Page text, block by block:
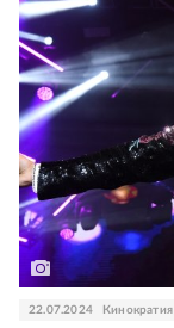
#ТНТ
22.07.2024 Кинократия